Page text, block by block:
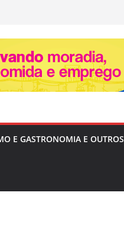
E GASTRONOMIA E OUTROS